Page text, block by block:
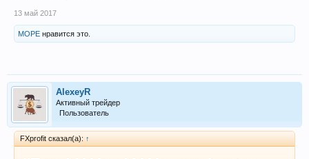
13 май 2017
МОРЕ нравится это.
AlexeyR
Активный трейдер
Пользователь
FXprofit сказал(а): ↑